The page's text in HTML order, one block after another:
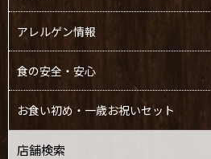
アレルゲン情報
食の安全・安心
お食い初め・一歳お祝いセット
店舗検索